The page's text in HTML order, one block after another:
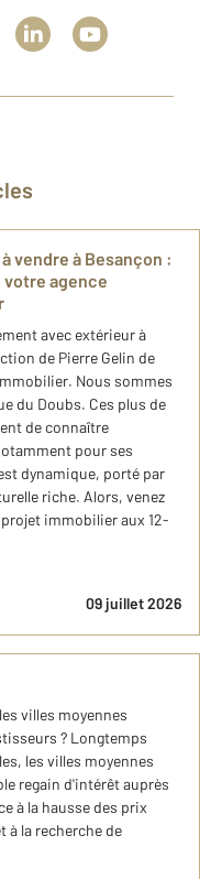
vendre à Besançon :
votre agence
avec extérieur​ à
de Pierre Gelin de
Nous sommes
du Doubs. Ces plus de
de connaître
pour ses
dynamique, porté par
riche. Alors, venez
immobilier aux 12-
09 juillet 2026
villes moyennes
? Longtemps
les villes moyennes
regain d'intérêt auprès
à la hausse des prix
à la recherche de